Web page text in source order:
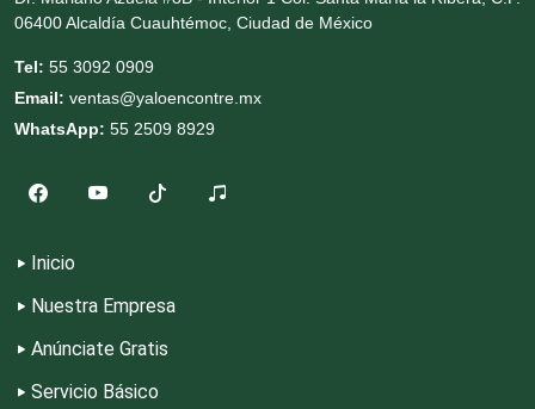
Depósitos Dentales
Dermatólogos
06400 Alcaldía Cuauhtémoc, Ciudad de México
Tel: 55 3092 0909
Email: ventas@yaloencontre.mx
WhatsApp: 55 2509 8929
Inicio
Nuestra Empresa
Anúnciate Gratis
Servicio Básico